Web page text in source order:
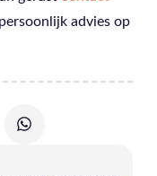
advies op